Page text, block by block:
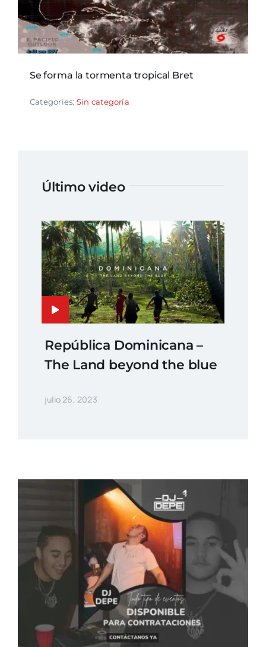
Se forma la tormenta tropical Bret
Categories: Sin categoría
Último video
República Dominicana –
The Land beyond the blue
julio 26, 2023